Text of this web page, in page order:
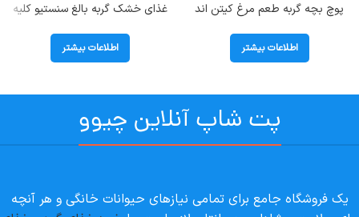
پوچ بچه گربه طعم مرغ کیتن اند
وزن 85 گرم
اطلاعات بیشتر
غذای خشک گربه بالغ سنستیو کلیه
1/3 کیلوگرم
اطلاعات بیشتر
پت شاپ آنلاین چیوو
یک فروشگاه جامع برای تمامی نیازهای حیوانات خانگی و هر آنچه